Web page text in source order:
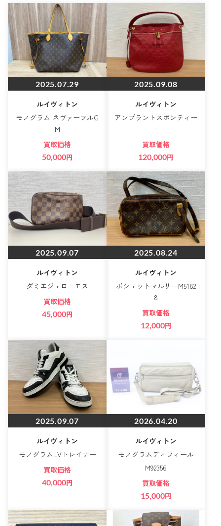
2025.07.29
ルイヴィトン
モノグラム ネヴァーフルG
M
買取価格
50,000円
2025.09.08
ルイヴィトン
アンプラントスポンティー
ニ
買取価格
120,000円
2025.09.07
ルイヴィトン
ダミエジェロニモス
買取価格
45,000円
2025.08.24
ルイヴィトン
ポシェットマルリーM5182
8
買取価格
12,000円
2025.09.07
ルイヴィトン
モノグラムLVトレイナー
買取価格
40,000円
2026.04.20
ルイヴィトン
モノグラムディフィール
M92356
買取価格
15,000円